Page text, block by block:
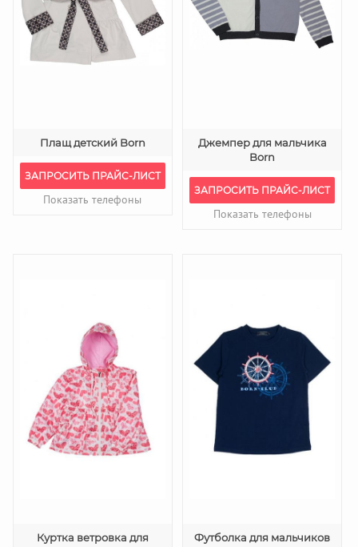
Плащ детский Born
ЗАПРОСИТЬ ПРАЙС-ЛИСТ
Показать телефоны
Джемпер для мальчика
Born
ЗАПРОСИТЬ ПРАЙС-ЛИСТ
Показать телефоны
Куртка ветровка для
Футболка для мальчиков